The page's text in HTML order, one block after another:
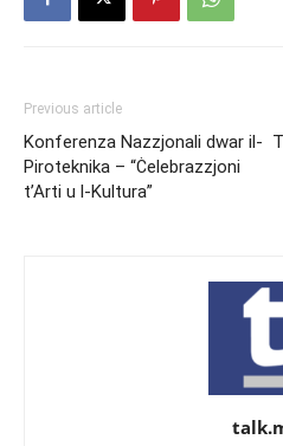
Previous article
Konferenza Nazzjonali dwar il-
Piroteknika – “Ċelebrazzjoni
t’Arti u l-Kultura”